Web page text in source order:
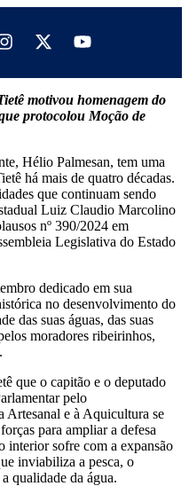
motivou homenagem do
protocolou Moção de
Hélio Palmesan, tem uma
há mais de quatro décadas.
que continuam sendo
Luiz Claudio Marcolino
nº 390/2024 em
Legislativa do Estado
dedicado em sua
no desenvolvimento do
das suas águas, das suas
moradores ribeirinhos,
que o capitão e o deputado
pelo
Artesanal e à Aquicultura se
para ampliar a defesa
interior sofre com a expansão
inviabiliza a pesca, o
qualidade da água.